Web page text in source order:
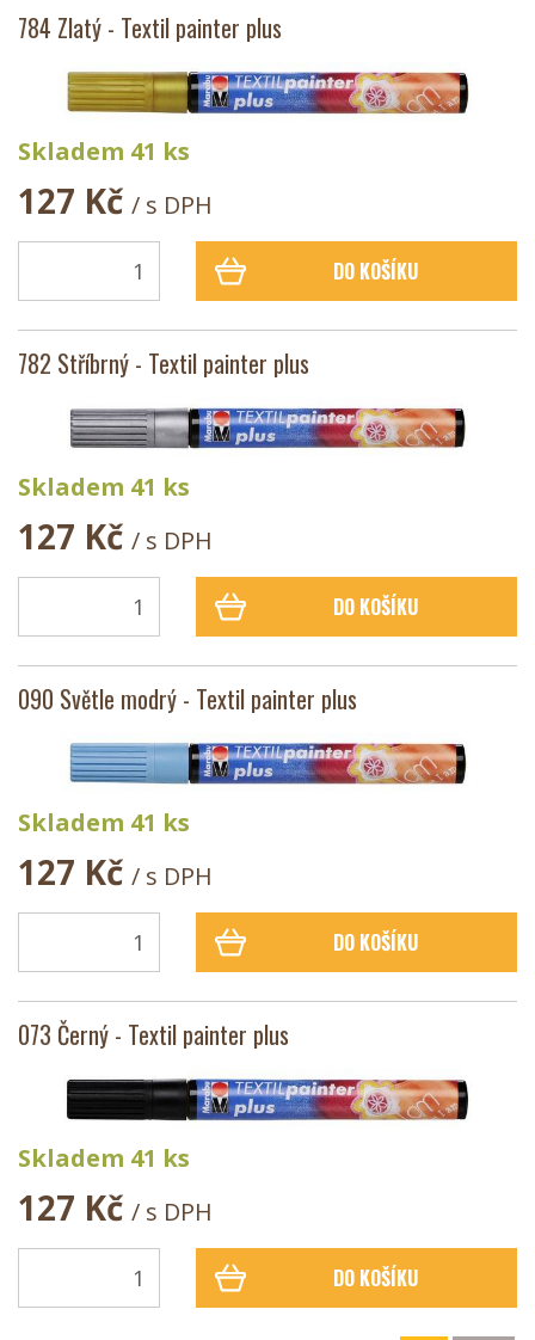
784 Zlatý - Textil painter plus
Skladem 41 ks
127 Kč / s DPH
DO KOŠÍKU
782 Stříbrný - Textil painter plus
Skladem 41 ks
127 Kč / s DPH
DO KOŠÍKU
090 Světle modrý - Textil painter plus
Skladem 41 ks
127 Kč / s DPH
DO KOŠÍKU
073 Černý - Textil painter plus
Skladem 41 ks
127 Kč / s DPH
DO KOŠÍKU